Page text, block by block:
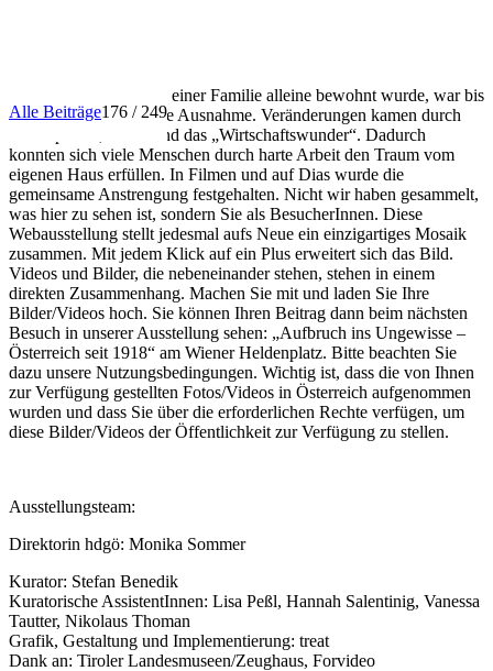
Dass ein Haus nur von einer Familie alleine bewohnt wurde, war bis
in die 1950er Jahre eine Ausnahme. Veränderungen kamen durch
Förderpolitik, Autos und das „Wirtschaftswunder“. Dadurch
konnten sich viele Menschen durch harte Arbeit den Traum vom
eigenen Haus erfüllen. In Filmen und auf Dias wurde die
gemeinsame Anstrengung festgehalten. Nicht wir haben gesammelt,
was hier zu sehen ist, sondern Sie als BesucherInnen. Diese
Webausstellung stellt jedesmal aufs Neue ein einzigartiges Mosaik
zusammen. Mit jedem Klick auf ein Plus erweitert sich das Bild.
Videos und Bilder, die nebeneinander stehen, stehen in einem
direkten Zusammenhang. Machen Sie mit und laden Sie Ihre
Bilder/Videos hoch. Sie können Ihren Beitrag dann beim nächsten
Besuch in unserer Ausstellung sehen: „Aufbruch ins Ungewisse –
Österreich seit 1918“ am Wiener Heldenplatz. Bitte beachten Sie
dazu unsere Nutzungsbedingungen. Wichtig ist, dass die von Ihnen
zur Verfügung gestellten Fotos/Videos in Österreich aufgenommen
wurden und dass Sie über die erforderlichen Rechte verfügen, um
diese Bilder/Videos der Öffentlichkeit zur Verfügung zu stellen.
Ausstellungsteam:
Direktorin hdgö: Monika Sommer
Kurator: Stefan Benedik
Kuratorische AssistentInnen: Lisa Peßl, Hannah Salentinig, Vanessa
Tautter, Nikolaus Thoman
Grafik, Gestaltung und Implementierung: treat
Dank an: Tiroler Landesmuseen/Zeughaus, Forvideo
Alle Beiträge176 / 249